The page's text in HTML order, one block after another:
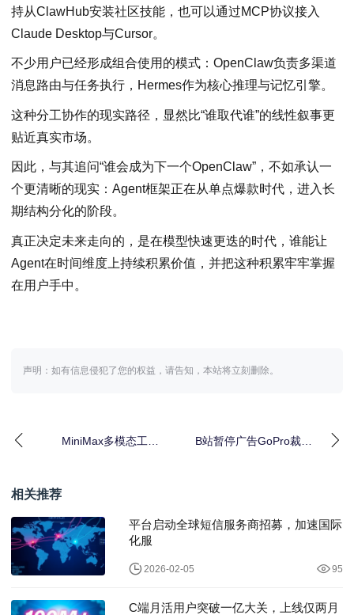
持从ClawHub安装社区技能，也可以通过MCP协议接入
Claude Desktop与Cursor。
不少用户已经形成组合使用的模式：OpenClaw负责多渠道
消息路由与任务执行，Hermes作为核心推理与记忆引擎。
这种分工协作的现实路径，显然比“谁取代谁”的线性叙事更
贴近真实市场。
因此，与其追问“谁会成为下一个OpenClaw”，不如承认一
个更清晰的现实：Agent框架正在从单点爆款时代，进入长
期结构分化的阶段。
真正决定未来走向的，是在模型快速更迭的时代，谁能让
Agent在时间维度上持续积累价值，并把这种积累牢牢掌握
在用户手中。
声明：如有信息侵犯了您的权益，请告知，本站将立刻删除。
MiniMax多模态工具
B站暂停广告GoPro裁员
相关推荐
平台启动全球短信服务商招募，加速国际
化服
2026-02-05 95
C端月活用户突破一亿大关，上线仅两月